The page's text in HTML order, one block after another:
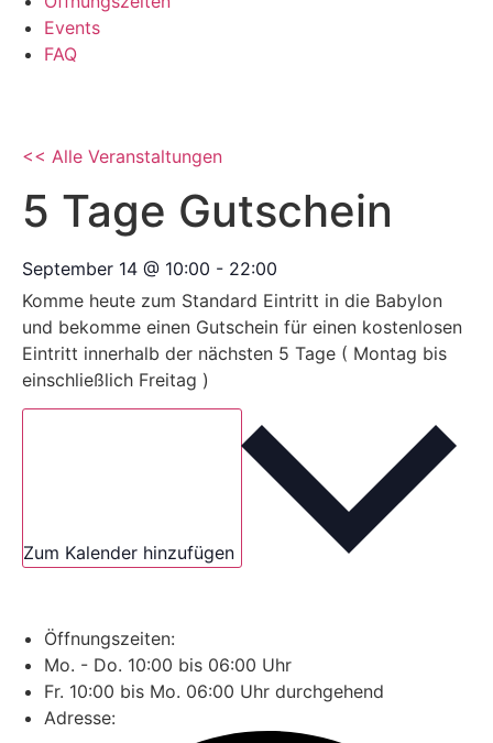
Events
FAQ
<< Alle Veranstaltungen
5 Tage Gutschein
September 14 @ 10:00 - 22:00
Komme heute zum Standard Eintritt in die Babylon
und bekomme einen Gutschein für einen kostenlosen
Eintritt innerhalb der nächsten 5 Tage ( Montag bis
einschließlich Freitag )
Zum Kalender hinzufügen
Öffnungszeiten:
Mo. - Do. 10:00 bis 06:00 Uhr
Fr. 10:00 bis Mo. 06:00 Uhr durchgehend
Adresse: